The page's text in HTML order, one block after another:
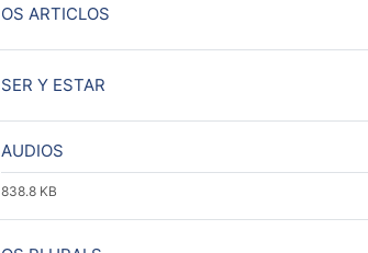
OS ARTICLOSURL
SER Y ESTARURL
AUDIOS
838.8 KB